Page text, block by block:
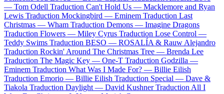
— Tom Odell Traduction Can't Hold Us — Macklemore and Ryan
Lewis Traduction Mockingbird — Eminem Traduction Last
Christmas — Wham Traduction Demons — Imagine Dragons
Traduction Flowers — Miley Cyrus Traduction Lose Control —
Teddy Swims Traduction BESO — ROSALÍA & Rauw Alejandro
Traduction Rockin' Around The Christmas Tree — Brenda Lee
Traduction The Magic Key — One-T Traduction Godzilla —
Eminem Traduction What Was I Made For? — Billie Eilish
Traduction Emorio — Billie Eilish Traduction Special — Dave &
Tiakola Traduction Daylight — David Kushner Traduction All I